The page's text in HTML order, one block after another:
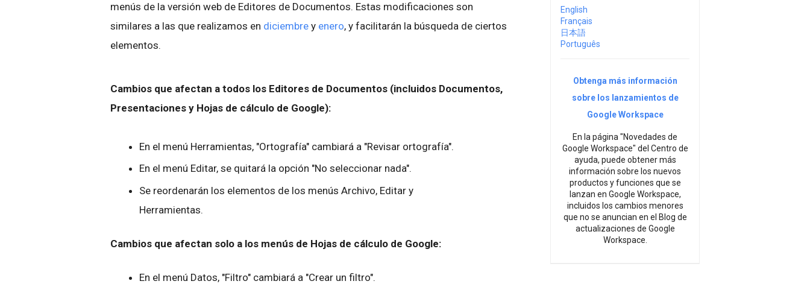
menús de la versión web de Editores de Documentos. Estas modificaciones son
similares a las que realizamos en diciembre y enero, y facilitarán la búsqueda de ciertos
elementos.
Cambios que afectan a todos los Editores de Documentos (incluidos Documentos,
Presentaciones y Hojas de cálculo de Google):
En el menú Herramientas, "Ortografía" cambiará a "Revisar ortografía".
En el menú Editar, se quitará la opción "No seleccionar nada".
Se reordenarán los elementos de los menús Archivo, Editar y
Herramientas.
Cambios que afectan solo a los menús de Hojas de cálculo de Google:
En el menú Datos, "Filtro" cambiará a "Crear un filtro".
English
Français
日本語
Português
Obtenga más información
sobre los lanzamientos de
Google Workspace
En la página "Novedades de
Google Workspace" del Centro de
ayuda, puede obtener más
información sobre los nuevos
productos y funciones que se
lanzan en Google Workspace,
incluidos los cambios menores
que no se anuncian en el Blog de
actualizaciones de Google
Workspace.